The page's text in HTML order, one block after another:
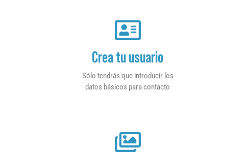
Crea tu usuario
Sólo tendrás que introducir los
datos básicos para contacto